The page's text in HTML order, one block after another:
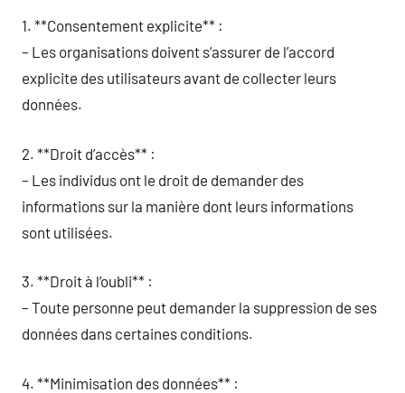
1. **Consentement explicite** :
– Les organisations doivent s’assurer de l’accord
explicite des utilisateurs avant de collecter leurs
données.
2. **Droit d’accès** :
– Les individus ont le droit de demander des
informations sur la manière dont leurs informations
sont utilisées.
3. **Droit à l’oubli** :
– Toute personne peut demander la suppression de ses
données dans certaines conditions.
4. **Minimisation des données** :